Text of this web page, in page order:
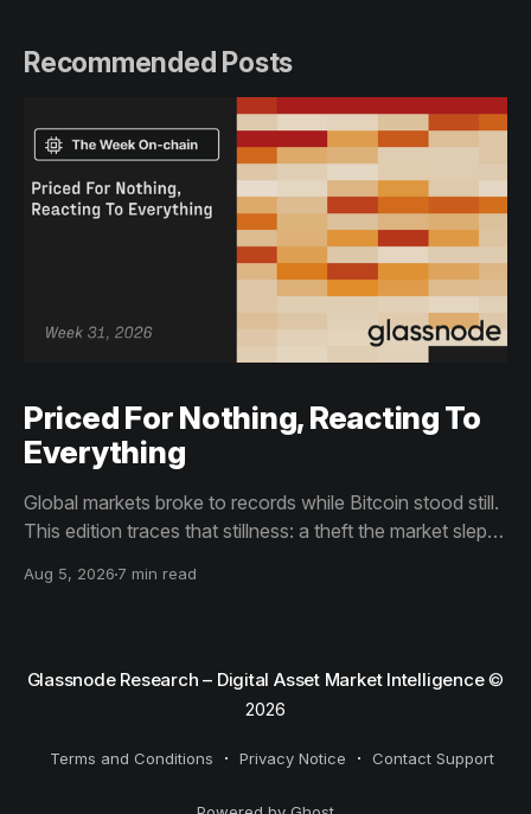
Recommended Posts
Priced For Nothing, Reacting To
Everything
Global markets broke to records while Bitcoin stood still.
This edition traces that stillness: a theft the market slept
than capitulation, and an options market priced for
Aug 5, 2026 7 min read
Glassnode Research – Digital Asset Market Intelligence©
2026
Terms and Conditions Privacy Notice Contact Support